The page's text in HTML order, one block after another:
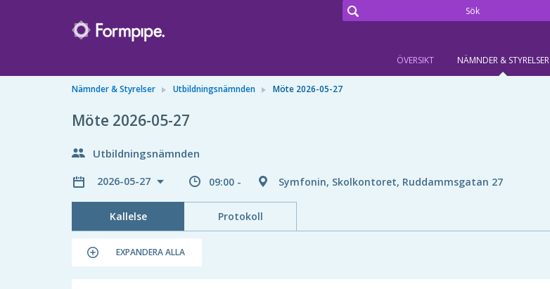
ÖVERSIKT NÄMNDER & STYRELSER
Nämnder & Styrelser Utbildningsnämnden Möte 2026-05-27
Möte 2026-05-27
Utbildningsnämnden
2026-05-27 09:00 - Symfonin, Skolkontoret, Ruddammsgatan 27
Kallelse Protokoll
EXPANDERA ALLA